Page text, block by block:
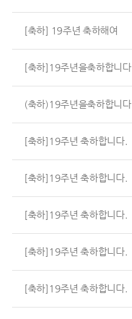
[축하] 19주년 축하해여
[축하]19주년을축하합니다
(축하)19주년을축하합니다
[축하]19주년 축하합니다.
[축하]19주년 축하합니다.
[축하]19주년 축하합니다.
[축하]19주년 축하합니다.
[축하]19주년 축하합니다.